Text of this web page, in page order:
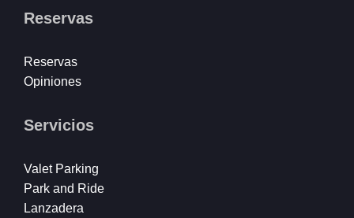
Reservas
Reservas
Opiniones
Servicios
Valet Parking
Park and Ride
Lanzadera